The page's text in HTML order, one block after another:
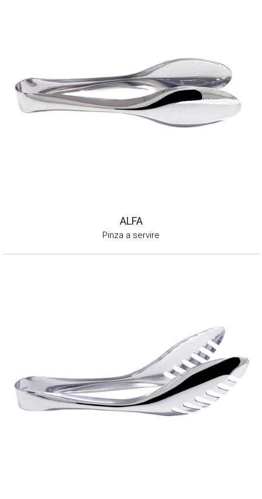
ALFA
Pinza a servire